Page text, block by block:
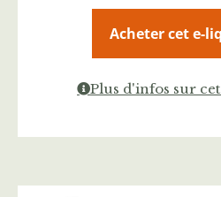
Acheter cet e-
Plus d'infos sur